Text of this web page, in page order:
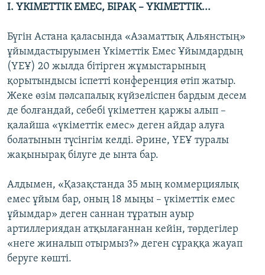
І. ҮКІМЕТТІК ЕМЕС, БІРАҚ – ҮКІМЕТТІК...
Бүгін Астана қаласында «Азаматтық Альянстың»
ұйымдастыруымен Үкіметтік Емес Ұйымдардың
(ҮЕҰ) 20 жылда бітірген жұмыстарының
қорытындысы іспетті конференция өтіп жатыр.
Жеке өзім пәлсапалық күйзеліспен бардым десем
де болғандай, себебі үкіметтен қаржы алып –
қалайша «үкіметтік емес» деген айдар алуға
болатынын түсінгім келді. Әрине, ҮЕҰ туралы
жақынырақ білуге де ынта бар.
Алдымен, «Қазақстанда 35 мың коммерциялық
емес ұйым бар, оның 18 мыңы – үкіметтік емес
ұйымдар» деген саннан тұратын ауыр
артиллериядан атқылағаннан кейін, төрдегілер
«неге жиналып отырмыз?» деген сұраққа жауап
беруге көшті.